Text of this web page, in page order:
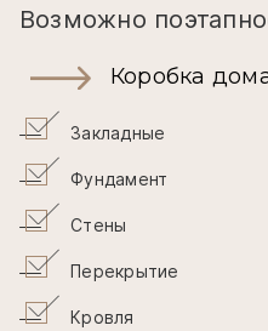
Возможно
Коробка
Закладные
Фундамент
Стены
Перекрытие
Кровля